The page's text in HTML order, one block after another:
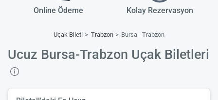
Online Ödeme Kolay Rezervasyon
Uçak Bileti Trabzon Bursa - Trabzon
Ucuz Bursa-Trabzon Uçak Biletleri